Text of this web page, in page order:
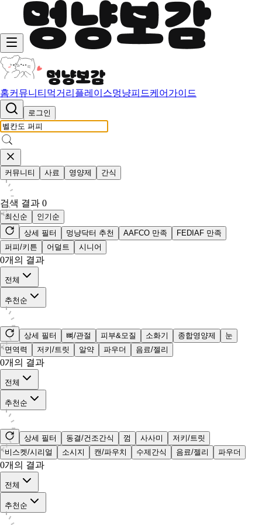
홈커뮤니티 먹거리 플레이스멍냥피드케어가이드
로그인
커뮤니티 사료 영양제 간식
검색 결과 0
최신순
인기순
상세 필터
멍냥닥터 추천 AAFCO 만족
FEDIAF 만족
퍼피/키튼
어덜트 시니어
0개의 결과
전체
추천순
상세 필터 뼈/관절 피부&모질 소화기 종합영양제
눈
면역력
저키/트릿 알약 파우더 음료/젤리
0개의 결과
전체
추천순
상세 필터 동결/건조간식 껌 사사미
저키/트릿
비스켓/시리얼
소시지 캔/파우치 수제간식 음료/젤리 파우더
0개의 결과
전체
추천순